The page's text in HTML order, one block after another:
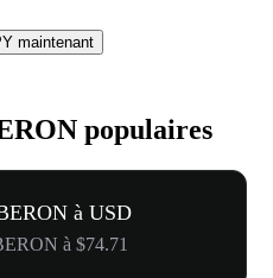
maintenant
populaires
à USD
à $74.71